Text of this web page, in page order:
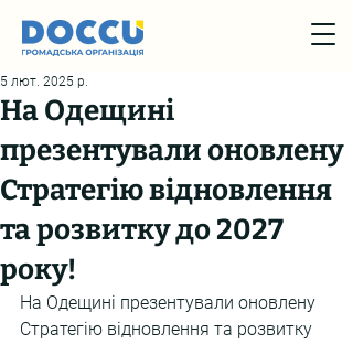
На Одещині
презентували оновлену
Стратегію відновлення
та розвитку до 2027
року!
5 лют. 2025 р.
На Одещині презентували оновлену
Стратегію відновлення та розвитку